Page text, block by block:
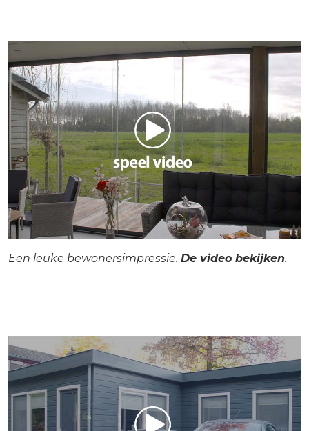
Een leuke bewonersimpressie. De video bekijken.